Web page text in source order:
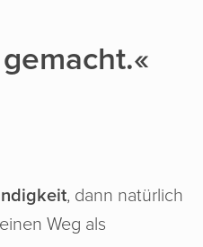
, dann natürlich
Weg als